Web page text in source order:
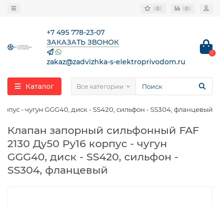
0 0
+7 495 778-23-07
ЗАКАЗАТЬ ЗВОНОК
zakaz@zadvizhka-s-elektroprivodom.ru
0
Каталог Все категории
- чугун GGG40, диск - SS420, сильфон - SS304, фланцевый
Клапан запорный сильфонный FAF
2130 Ду50 Ру16 корпус - чугун
GGG40, диск - SS420, сильфон -
SS304, фланцевый